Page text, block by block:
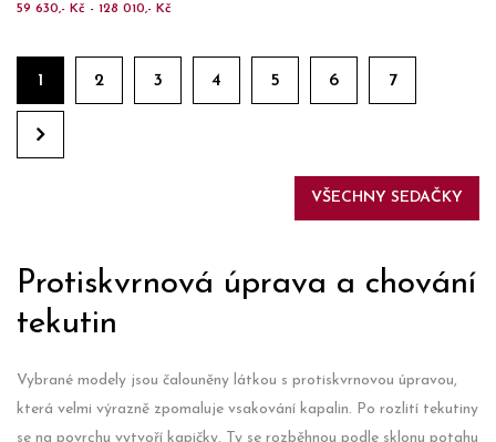
59 630,- Kč - 128 010,- Kč
1 2 3 4 5 6 7
VŠECHNY SEDAČKY
Protiskvrnová úprava a chování
tekutin
Vybrané modely jsou čalouněny látkou s protiskvrnovou úpravou,
která velmi výrazně zpomaluje vsakování kapalin. Po rozlití tekutiny
se na povrchu vytvoří kapičky. Ty se rozběhnou podle sklonu potahu